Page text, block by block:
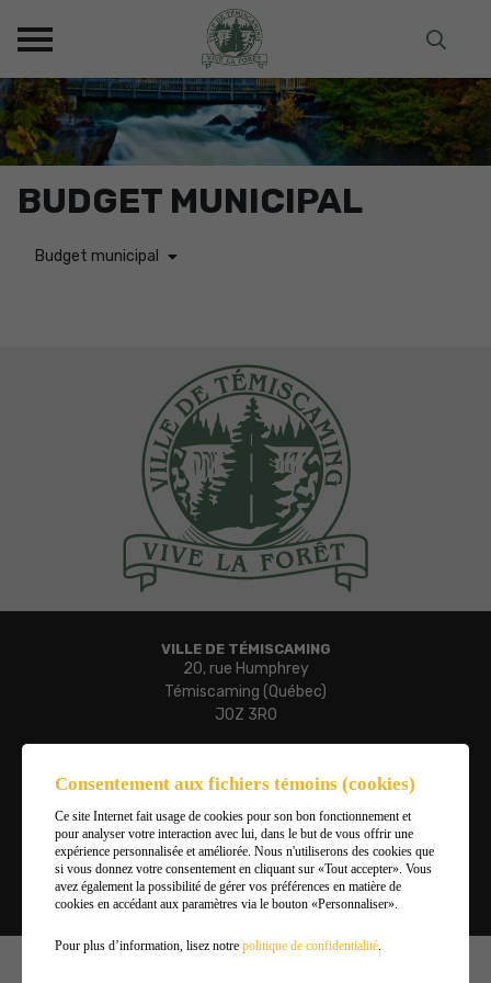
BUDGET MUNICIPAL
Budget municipal
Consentement aux fichiers témoins (cookies)
Ce site Internet fait usage de cookies pour son bon fonctionnement et
pour analyser votre interaction avec lui, dans le but de vous offrir une
expérience personnalisée et améliorée. Nous n'utiliserons des cookies que
si vous donnez votre consentement en cliquant sur «Tout accepter». Vous
avez également la possibilité de gérer vos préférences en matière de
cookies en accédant aux paramètres via le bouton «Personnaliser».
Pour plus d’information, lisez notre politique de confidentialité.
VILLE DE TÉMISCAMING
20, rue Humphrey
Témiscaming (Québec)
J0Z 3R0
819 627-3273
819 627-3019
Courriel :
ville.temiscaming@temiscaming.net
Gérer mes témoins (cookies)